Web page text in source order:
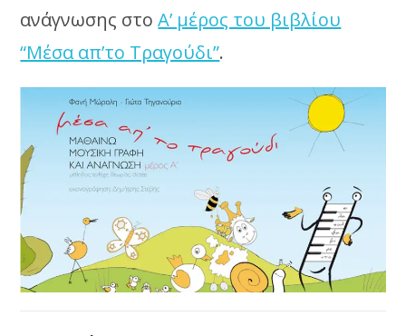
ανάγνωσης στοΑ’ μέρος του βιβλίου
“Μέσα απ’το Τραγούδι”.